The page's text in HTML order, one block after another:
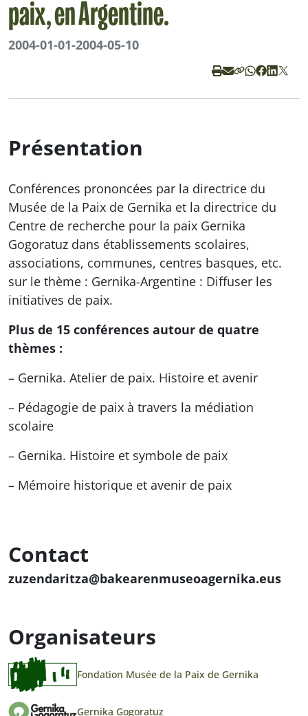
paix, en Argentine.
2004-01-01-2004-05-10
Présentation
Conférences prononcées par la directrice du
Musée de la Paix de Gernika et la directrice du
Centre de recherche pour la paix Gernika
Gogoratuz dans établissements scolaires,
associations, communes, centres basques, etc.
sur le thème : Gernika-Argentine : Diffuser les
initiatives de paix.
Plus de 15 conférences autour de quatre
thèmes :
– Gernika. Atelier de paix. Histoire et avenir
– Pédagogie de paix à travers la médiation
scolaire
– Gernika. Histoire et symbole de paix
– Mémoire historique et avenir de paix
Contact
zuzendaritza@bakearenmuseoagernika.eus
Organisateurs
Fondation Musée de la Paix de Gernika
Gernika Gogoratuz